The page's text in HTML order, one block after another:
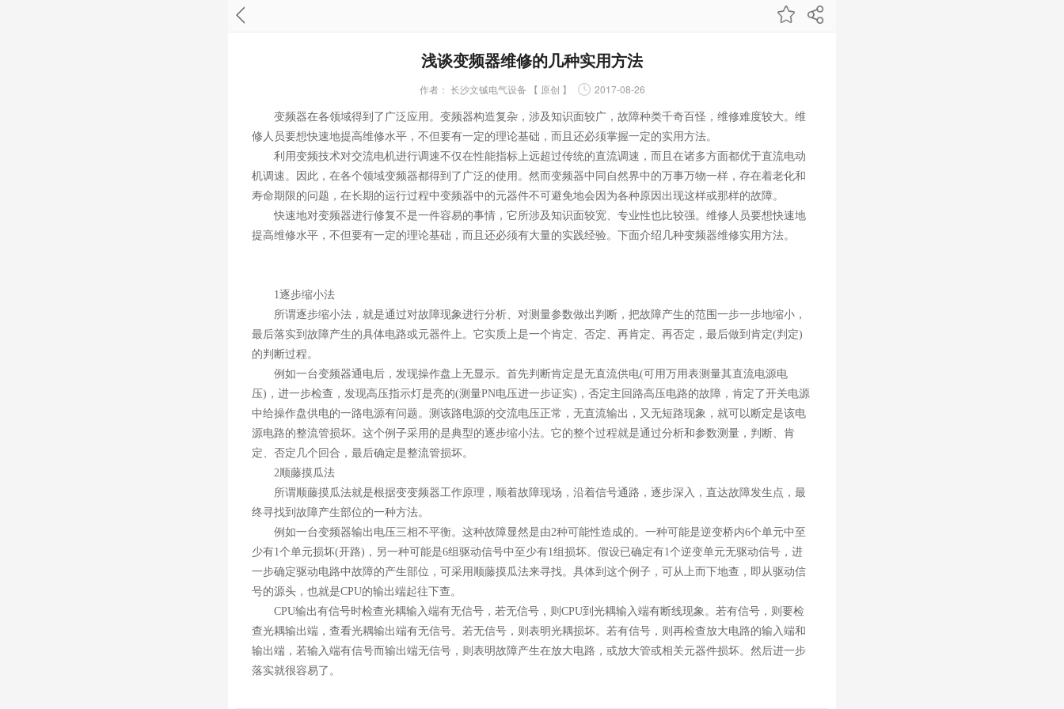
浅谈变频器维修的几种实用方法
作者： 长沙文铖电气设备 【 原创 】 2017-08-26
变频器在各领域得到了广泛应用。变频器构造复杂，涉及知识面较广，故障种类千奇百怪，维修难度较大。维
修人员要想快速地提高维修水平，不但要有一定的理论基础，而且还必须掌握一定的实用方法。
利用变频技术对交流电机进行调速不仅在性能指标上远超过传统的直流调速，而且在诸多方面都优于直流电动
机调速。因此，在各个领域变频器都得到了广泛的使用。然而变频器中同自然界中的万事万物一样，存在着老化和
寿命期限的问题，在长期的运行过程中变频器中的元器件不可避免地会因为各种原因出现这样或那样的故障。
快速地对变频器进行修复不是一件容易的事情，它所涉及知识面较宽、专业性也比较强。维修人员要想快速地
提高维修水平，不但要有一定的理论基础，而且还必须有大量的实践经验。下面介绍几种变频器维修实用方法。
1逐步缩小法
所谓逐步缩小法，就是通过对故障现象进行分析、对测量参数做出判断，把故障产生的范围一步一步地缩小，
最后落实到故障产生的具体电路或元器件上。它实质上是一个肯定、否定、再肯定、再否定，最后做到肯定(判定)
的判断过程。
例如一台变频器通电后，发现操作盘上无显示。首先判断肯定是无直流供电(可用万用表测量其直流电源电
压)，进一步检查，发现高压指示灯是亮的(测量PN电压进一步证实)，否定主回路高压电路的故障，肯定了开关电源
中给操作盘供电的一路电源有问题。测该路电源的交流电压正常，无直流输出，又无短路现象，就可以断定是该电
源电路的整流管损坏。这个例子采用的是典型的逐步缩小法。它的整个过程就是通过分析和参数测量，判断、肯
定、否定几个回合，最后确定是整流管损坏。
2顺藤摸瓜法
所谓顺藤摸瓜法就是根据变变频器工作原理，顺着故障现场，沿着信号通路，逐步深入，直达故障发生点，最
终寻找到故障产生部位的一种方法。
例如一台变频器输出电压三相不平衡。这种故障显然是由2种可能性造成的。一种可能是逆变桥内6个单元中至
少有1个单元损坏(开路)，另一种可能是6组驱动信号中至少有1组损坏。假设已确定有1个逆变单元无驱动信号，进
一步确定驱动电路中故障的产生部位，可采用顺藤摸瓜法来寻找。具体到这个例子，可从上而下地查，即从驱动信
号的源头，也就是CPU的输出端起往下查。
CPU输出有信号时检查光耦输入端有无信号，若无信号，则CPU到光耦输入端有断线现象。若有信号，则要检
查光耦输出端，查看光耦输出端有无信号。若无信号，则表明光耦损坏。若有信号，则再检查放大电路的输入端和
输出端，若输入端有信号而输出端无信号，则表明故障产生在放大电路，或放大管或相关元器件损坏。然后进一步
落实就很容易了。